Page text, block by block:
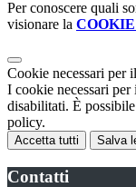
Per conoscere quali
visionare la
Cookie necessari per
I cookie necessari per
disabilitati. È
policy.
Accetta tutti Salva
Contatti